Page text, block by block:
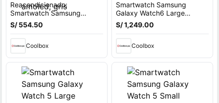
Reacondicionado:
Smartwatch Samsung
Galaxy Watch6 Large
44mm, 16GB, 2GB ram, máx.
S/ 554.50
Coolbox
Smartwatch Samsung
Galaxy Watch6 Large
44mm, 16GB, Wear Os, máx.
40 horas, super amoled,
S/ 1,249.00
Coolbox